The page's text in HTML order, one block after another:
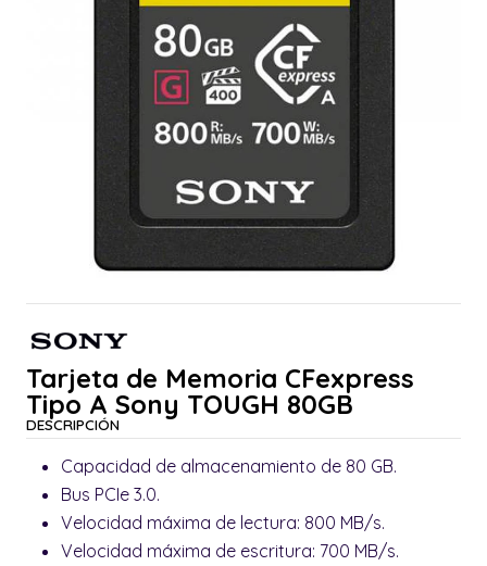
Tarjeta de Memoria CFexpress
Tipo A Sony TOUGH 80GB
DESCRIPCIÓN
Capacidad de almacenamiento de 80 GB.
Bus PCIe 3.0.
Velocidad máxima de lectura: 800 MB/s.
Velocidad máxima de escritura: 700 MB/s.